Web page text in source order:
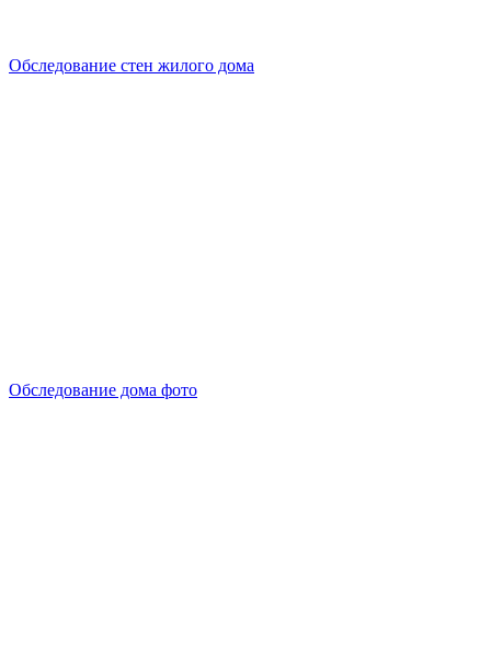
Обследование стен жилого дома
Обследование дома фото